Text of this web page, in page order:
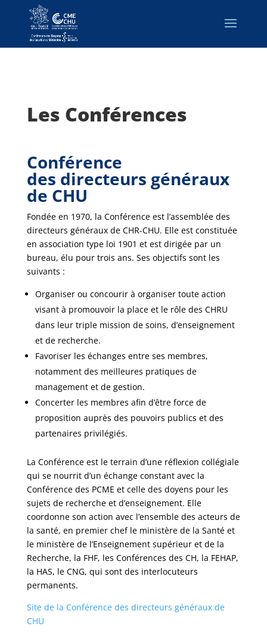
Les Conférences
Conférence
des directeurs généraux
de CHU
Fondée en 1970, la Conférence est l’assemblée des
directeurs généraux de CHR-CHU. Elle est constituée
en association type loi 1901 et est dirigée par un
bureau, élu pour trois ans. Ses objectifs sont les
suivants :
Organiser ou concourir à organiser toute action
visant à promouvoir la place et le rôle des CHRU
dans leur triple mission de soins, d’enseignement
et de recherche.
Favoriser les échanges entre ses membres,
notamment des meilleures pratiques de
management et de gestion.
Concerter les membres afin d’être force de
proposition auprès des pouvoirs publics et des
partenaires privilégiés.
La Conférence est le terrain d’une réflexion collégiale
qui se nourrit d’un échange constant avec la
Conférence des PCME et celle des doyens pour les
sujets de recherche et d’enseignement. Elle
coordonne son action avec l’ensemble des acteurs de
la santé, en premier chef le ministère de la Santé et
le ministère de l’Enseignement supérieur et de la
Recherche, la FHF, les Conférences des CH, la FEHAP,
la HAS, le CNG, qui sont des interlocuteurs
permanents.
Site de la Conférence des directeurs généraux de
CHU